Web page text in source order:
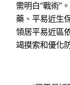
需明白“戰術”
藥、平易近生
領居平易近區
竭摸索和優化